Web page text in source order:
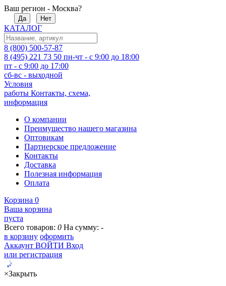
Ваш регион - Москва?
Да Нет
КАТАЛОГ
8 (800) 500-57-87
8 (495) 221 73 50 пн-чт - с 9:00 до 18:00
пт - с 9:00 до 17:00
сб-вс - выходной
Условия
работы Контакты, схема,
информация
О компании
Преимущество нашего магазина
Оптовикам
Партнерское предложение
Контакты
Доставка
Полезная информация
Оплата
Корзина 0
Ваша корзина
пуста
Всего товаров: 0 На сумму: -
в корзину оформить
Аккаунт ВОЙТИ Вход
или регистрация
×Закрыть